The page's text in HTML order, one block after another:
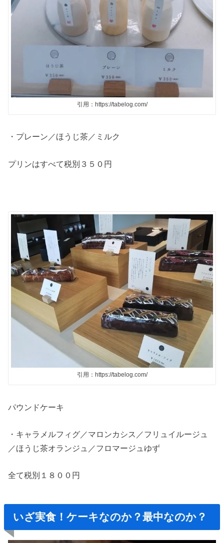
引用：https://tabelog.com/
・プレーン／ほうじ茶／ミルク
プリンはすべて税別３５０円
引用：https://tabelog.com/
パウンドケーキ
・キャラメルフィグ／マロンカシス／フリュイルージュ
／ほうじ茶オランジュ／フロマージュゆず
全て税別１８００円
いざ実食！ケーキなのか？最中なのか？